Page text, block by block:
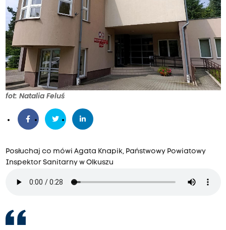
fot: Natalia Feluś
Posłuchaj co mówi Agata Knapik, Państwowy Powiatowy
Inspektor Sanitarny w Olkuszu